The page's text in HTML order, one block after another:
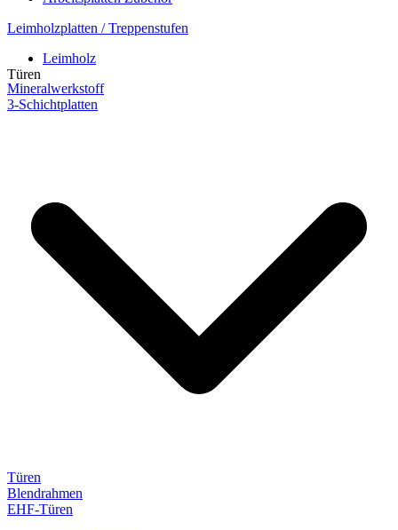
Leimholzplatten / Treppenstufen
Leimholz
Mineralwerkstoff
3-Schichtplatten
Türen
Türen
Blendrahmen
EHF-Türen